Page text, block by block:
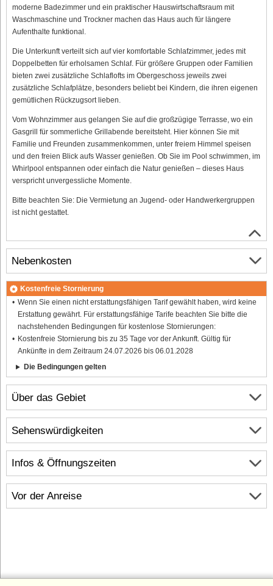
moderne Badezimmer und ein praktischer Hauswirtschaftsraum mit
Waschmaschine und Trockner machen das Haus auch für längere
Aufenthalte funktional.
Die Unterkunft verteilt sich auf vier komfortable Schlafzimmer, jedes mit
Doppelbetten für erholsamen Schlaf. Für größere Gruppen oder Familien
bieten zwei zusätzliche Schlaflofts im Obergeschoss jeweils zwei
zusätzliche Schlafplätze, besonders beliebt bei Kindern, die ihren eigenen
gemütlichen Rückzugsort lieben.
Vom Wohnzimmer aus gelangen Sie auf die großzügige Terrasse, wo ein
Gasgrill für sommerliche Grillabende bereitsteht. Hier können Sie mit
Familie und Freunden zusammenkommen, unter freiem Himmel speisen
und den freien Blick aufs Wasser genießen. Ob Sie im Pool schwimmen, im
Whirlpool entspannen oder einfach die Natur genießen – dieses Haus
verspricht unvergessliche Momente.
Bitte beachten Sie: Die Vermietung an Jugend- oder Handwerkergruppen
ist nicht gestattet.
Über das Gebiet
Infos & Öffnungszeiten
Vor der Anreise
Nebenkosten
Kostenfreie Stornierung
Wenn Sie einen nicht erstattungsfähigen Tarif gewählt haben, wird keine
Erstattung gewährt. Für erstattungsfähige Tarife beachten Sie bitte die
nachstehenden Bedingungen für kostenlose Stornierungen:
Kostenfreie Stornierung bis zu 35 Tage vor der Ankunft. Gültig für
Ankünfte in dem Zeitraum 24.07.2026 bis 06.01.2028
Die Bedingungen gelten
Sehenswürdigkeiten